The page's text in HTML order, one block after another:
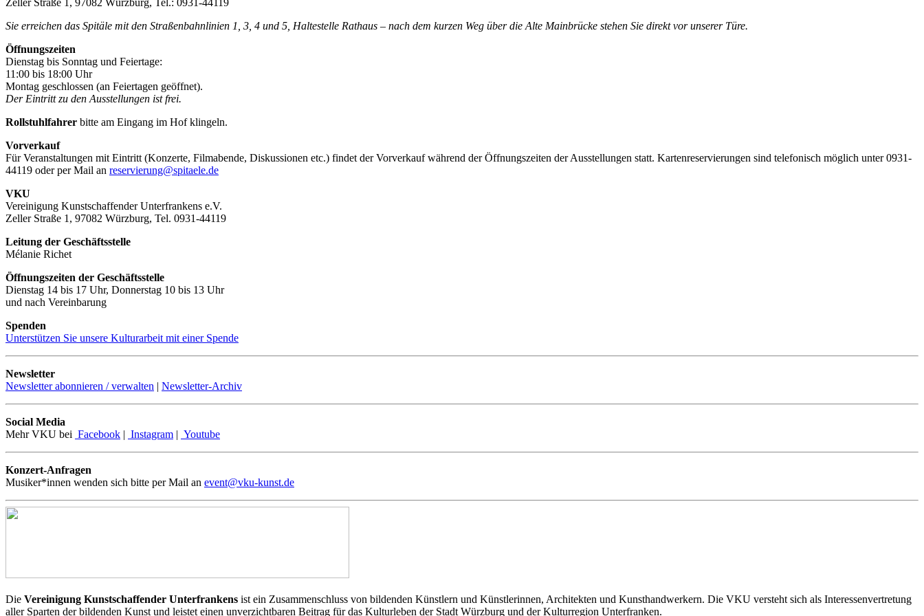
Sie erreichen das Spitäle mit den Straßenbahnlinien 1, 3, 4 und 5, Haltestelle Rathaus – nach dem kurzen Weg über die Alte Mainbrücke stehen Sie direkt vor unserer Türe.
Öffnungszeiten
Dienstag bis Sonntag und Feiertage:
11:00 bis 18:00 Uhr
Montag geschlossen (an Feiertagen geöffnet).
Der Eintritt zu den Ausstellungen ist frei.
Rollstuhlfahrer bitte am Eingang im Hof klingeln.
Vorverkauf
Für Veranstaltungen mit Eintritt (Konzerte, Filmabende, Diskussionen etc.) findet der Vorverkauf während der Öffnungszeiten der Ausstellungen statt. Kartenreservierungen sind telefonisch möglich unter 0931-
44119 oder per Mail an reservierung@spitaele.de
VKU
Vereinigung Kunstschaffender Unterfrankens e.V.
Zeller Straße 1, 97082 Würzburg, Tel. 0931-44119
Leitung der Geschäftsstelle
Mélanie Richet
Öffnungszeiten der Geschäftsstelle
Dienstag 14 bis 17 Uhr, Donnerstag 10 bis 13 Uhr
und nach Vereinbarung
Spenden
Unterstützen Sie unsere Kulturarbeit mit einer Spende
Newsletter
Newsletter abonnieren / verwalten | Newsletter-Archiv
Social Media
Mehr VKU bei Facebook | Instagram | Youtube
Konzert-Anfragen
Musiker*innen wenden sich bitte per Mail an event@vku-kunst.de
Die Vereinigung Kunstschaffender Unterfrankens ist ein Zusammenschluss von bildenden Künstlern und Künstlerinnen, Architekten und Kunsthandwerkern. Die VKU versteht sich als Interessenvertretung
aller Sparten der bildenden Kunst und leistet einen unverzichtbaren Beitrag für das Kulturleben der Stadt Würzburg und der Kulturregion Unterfranken.